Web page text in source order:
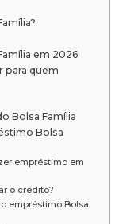
em 2026
para quem
Bolsa Família
Bolsa
empréstimo em
o crédito?
empréstimo Bolsa